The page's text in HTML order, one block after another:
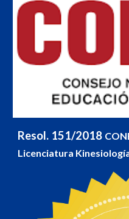
Resol. 151/2018
Licenciatura